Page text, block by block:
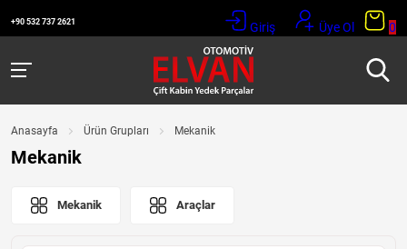
+90 532 737 2621 Giriş Üye Ol 0
Anasayfa Ürün Grupları Mekanik
Mekanik
Mekanik Araçlar